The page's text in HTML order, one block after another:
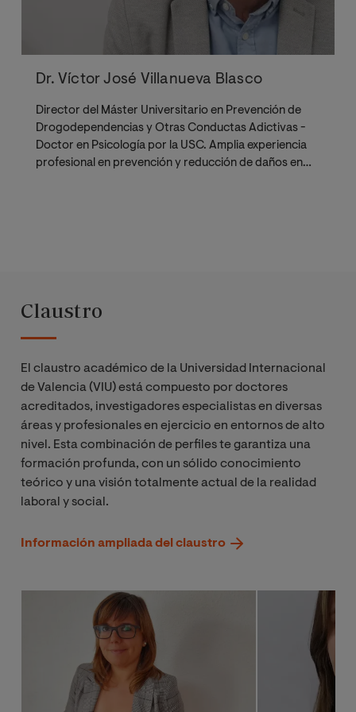
Dr. Víctor José Villanueva Blasco
Director del Máster Universitario en Prevención de
Drogodependencias y Otras Conductas Adictivas -
Doctor en Psicología por la USC. Amplia experiencia
profesional en prevención y reducción de daños en
Claustro
El claustro académico de la Universidad Internacional
de Valencia (VIU) está compuesto por doctores
acreditados, investigadores especialistas en diversas
áreas y profesionales en ejercicio en entornos de alto
nivel. Esta combinación de perfiles te garantiza una
formación profunda, con un sólido conocimiento
teórico y una visión totalmente actual de la realidad
laboral y social.
Información ampliada del claustro